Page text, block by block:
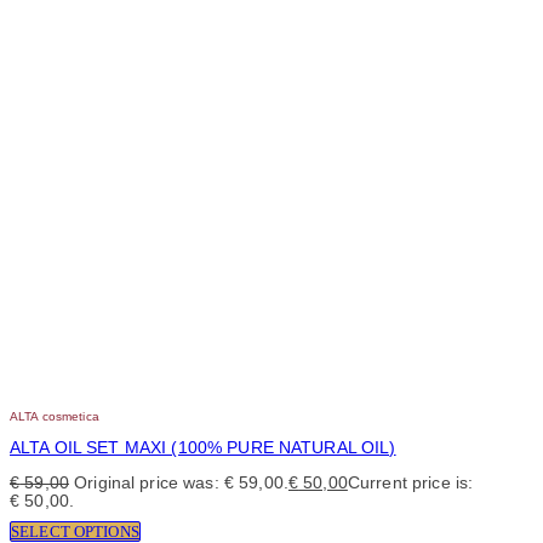
ALTA cosmetica
ALTA OIL SET MAXI (100% PURE NATURAL OIL)
€59,00 Original price was: € 59,00. € 50,00Current price is:
€ 50,00.
SELECT OPTIONS